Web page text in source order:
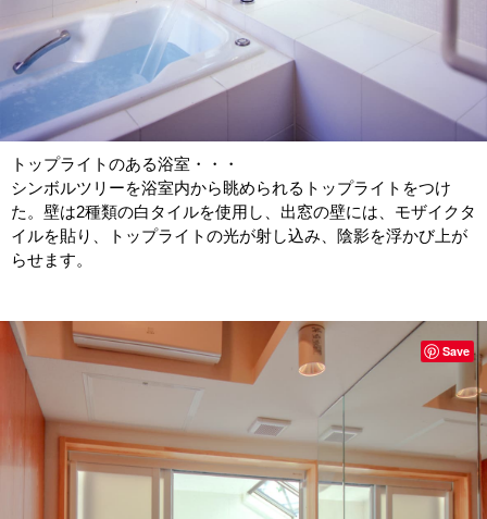
トップライトのある浴室・・・
シンボルツリーを浴室内から眺められるトップライトをつけ
た。壁は2種類の白タイルを使用し、出窓の壁には、モザイクタ
イルを貼り、トップライトの光が射し込み、陰影を浮かび上が
らせます。
Save